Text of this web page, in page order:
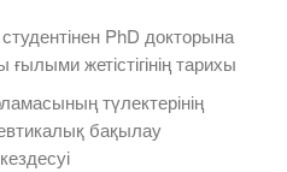
PhD докторына
жетістігінің тарихы
түлектерінің
бақылау